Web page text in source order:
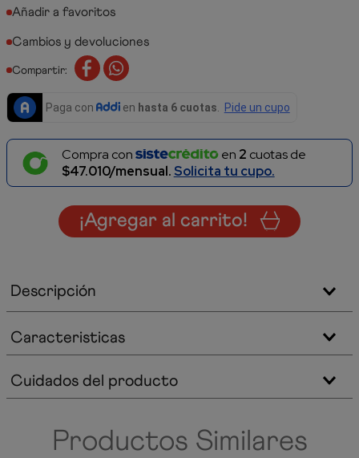
Cambios y devoluciones
Compartir:
Compra con en 2 cuotas de
$47.010/mensual. Solicita tu cupo.
¡Agregar al carrito!
Descripción
Caracteristicas
Cuidados del producto
Productos Similares